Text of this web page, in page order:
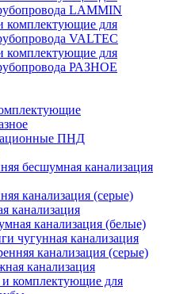
LAMMIN
комплектующие для
VALTEC
комплектующие для
РАЗНОЕ
ПНД
бесшумная канализация
канализация (серые)
канализация
канализация (белые)
чугунная канализация
канализация (серые)
канализация
комплектующие для